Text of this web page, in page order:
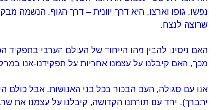
נפשו, גופו וארצו, היא דרך יוונית – דרך הגוף. הנשמה
שרוצה לנצח.
האם ניסינו להבין מהו הייחוד של העולם הערבי בתפקיד
מכך, האם קיבלנו על עצמנו אחריות על תפקידנו-אנו
אנו עם סגולה, העם הבכור בכל בני האנושות. אבל כולם
יתברך). יחד עם תורתנו הקדושה, קיבלנו על עצמנו את